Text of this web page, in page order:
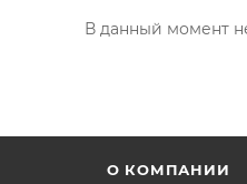
В данный момент
О КОМПАНИИ